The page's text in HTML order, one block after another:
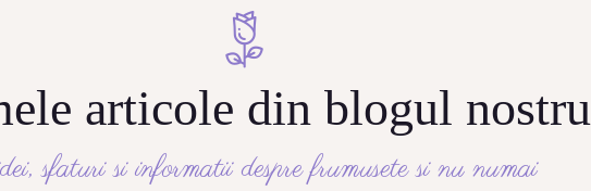
articole din blogul nostru
sfaturi si informatii despre frumusete si nu numai